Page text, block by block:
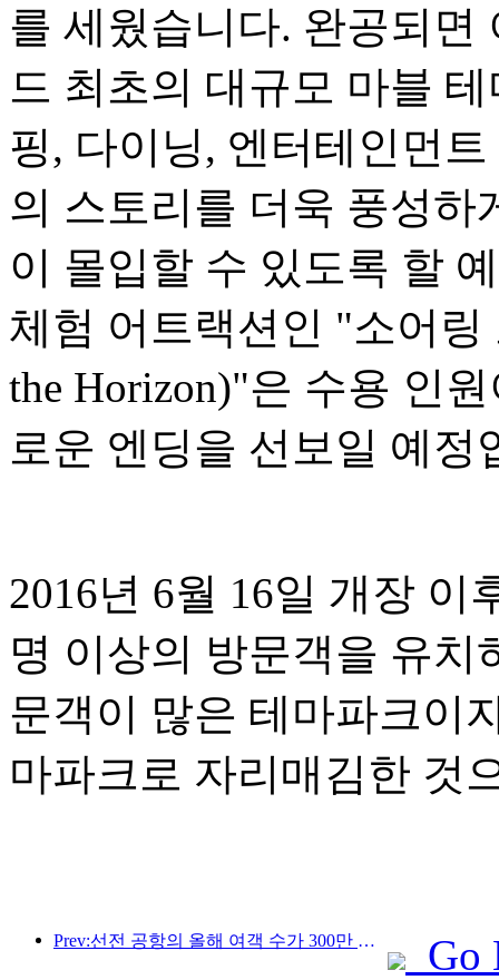
를 세웠습니다. 완공되면
드 최초의 대규모 마블
핑, 다이닝, 엔터테인먼
의 스토리를 더욱 풍성하
이 몰입할 수 있도록 할
체험 어트랙션인 "소어링
the Horizon)"은 수용 인
로운 엔딩을 선보일 예정
2016년 6월 16일 개장 이
명 이상의 방문객을 유
문객이 많은 테마파크이
마파크로 자리매김한 것
Prev:선전 공항의 올해 여객 수가 300만 명을 돌파하며 같은 기간 기준 신기록을 세웠습니다.
Go